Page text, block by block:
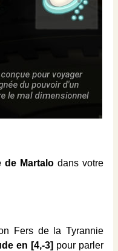
de Martalo dans votre
Fers de la Tyrannie
en [4,-3] pour parler